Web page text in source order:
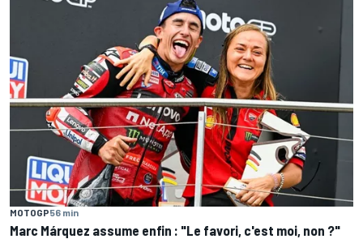
MOTOGP56 min
Marc Márquez assume enfin : "Le favori, c'est moi, non ?"